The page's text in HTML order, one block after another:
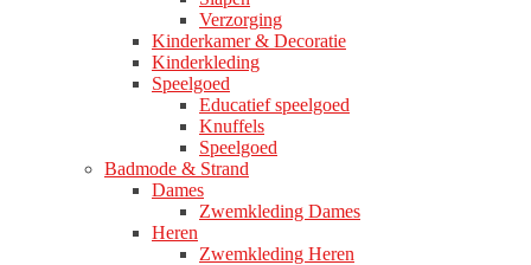
Verzorging
Kinderkamer & Decoratie
Kinderkleding
Speelgoed
Educatief speelgoed
Knuffels
Speelgoed
Badmode & Strand
Dames
Zwemkleding Dames
Heren
Zwemkleding Heren